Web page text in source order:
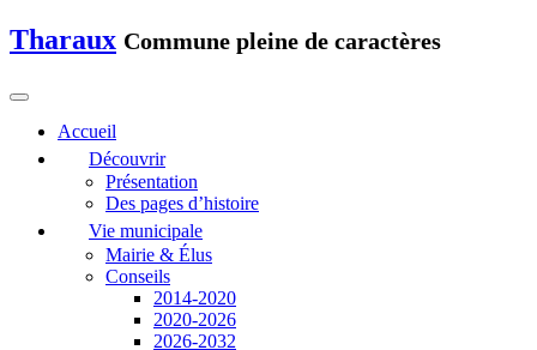
Tharaux Commune pleine de caractères
Accueil
Découvrir
Présentation
Des pages d’histoire
Vie municipale
Mairie & Élus
Conseils
2014-2020
2020-2026
2026-2032